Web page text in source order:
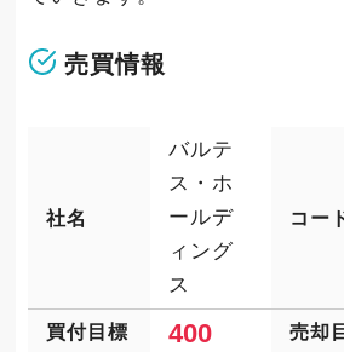
売買情報
社名
バルテ
ス・ホ
ールデ
ィング
ス
コー
買付目標
400
売却